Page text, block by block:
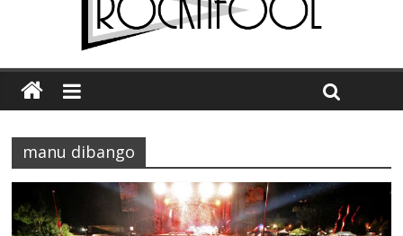
Première édition du Midgard Festival : entre bière, métal et
manu dibango